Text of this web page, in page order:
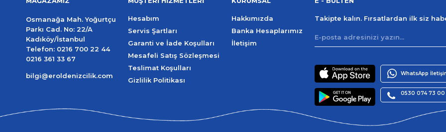
Osmanağa Mah. Yoğurtçu
Parkı Cad. No: 22/A
Kadıköy/İstanbul
Telefon: 0216 700 22 44
0216 361 33 67
bilgi@eroldenizcilik.com
Hesabım
Servis Şartları
Garanti ve İade Koşulları
Mesafeli Satış Sözleşmesi
Teslimat Koşulları
Gizlilik Politikası
Hakkımızda
Banka Hesaplarımız
İletişim
Takipte kalın. Fırsatlardan ilk siz
WhatsApp
0530 074 73 00